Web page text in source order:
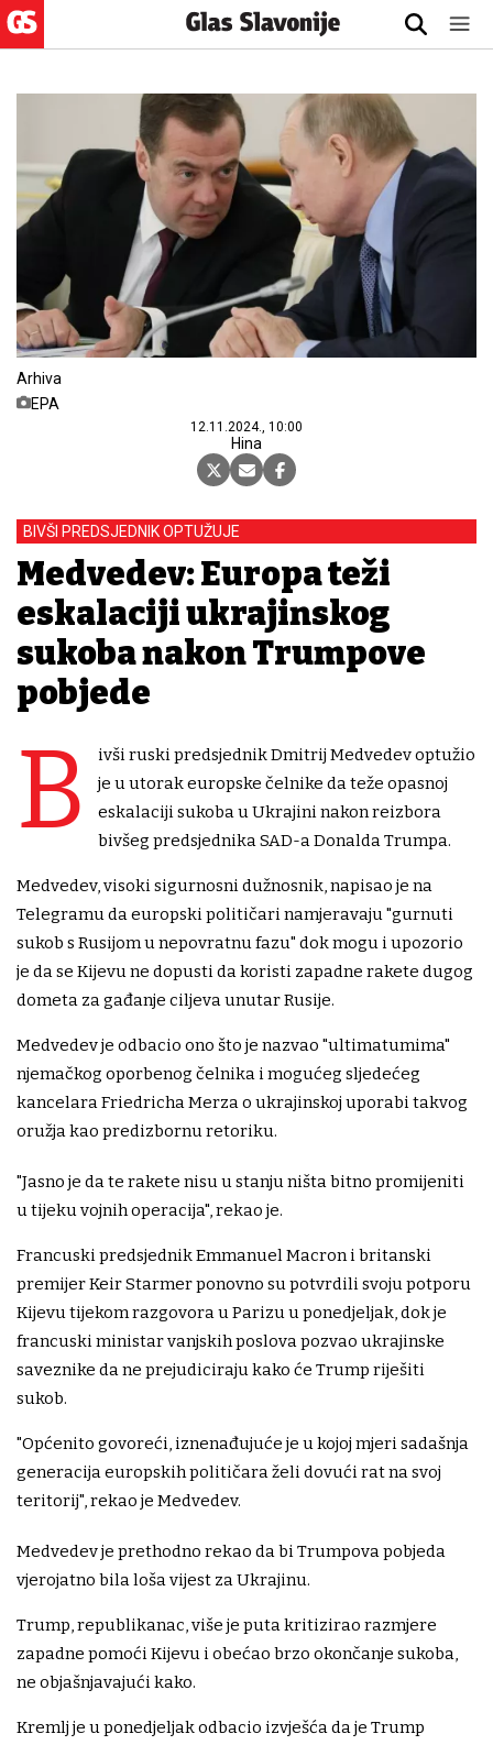
Arhiva
EPA
12.11.2024., 10:00
Hina
BIVŠI PREDSJEDNIK OPTUŽUJE
Medvedev: Europa teži
eskalaciji ukrajinskog
sukoba nakon Trumpove
pobjede
B
ivši ruski predsjednik Dmitrij Medvedev optužio
je u utorak europske čelnike da teže opasnoj
eskalaciji sukoba u Ukrajini nakon reizbora
bivšeg predsjednika SAD-a Donalda Trumpa.
Medvedev, visoki sigurnosni dužnosnik, napisao je na
Telegramu da europski političari namjeravaju "gurnuti
sukob s Rusijom u nepovratnu fazu" dok mogu i upozorio
je da se Kijevu ne dopusti da koristi zapadne rakete dugog
dometa za gađanje ciljeva unutar Rusije.
Medvedev je odbacio ono što je nazvao "ultimatumima"
njemačkog oporbenog čelnika i mogućeg sljedećeg
kancelara Friedricha Merza o ukrajinskoj uporabi takvog
oružja kao predizbornu retoriku.
"Jasno je da te rakete nisu u stanju ništa bitno promijeniti
u tijeku vojnih operacija", rekao je.
Francuski predsjednik Emmanuel Macron i britanski
premijer Keir Starmer ponovno su potvrdili svoju potporu
Kijevu tijekom razgovora u Parizu u ponedjeljak, dok je
francuski ministar vanjskih poslova pozvao ukrajinske
saveznike da ne prejudiciraju kako će Trump riješiti
sukob.
"Općenito govoreći, iznenađujuće je u kojoj mjeri sadašnja
generacija europskih političara želi dovući rat na svoj
teritorij", rekao je Medvedev.
Medvedev je prethodno rekao da bi Trumpova pobjeda
vjerojatno bila loša vijest za Ukrajinu.
Trump, republikanac, više je puta kritizirao razmjere
zapadne pomoći Kijevu i obećao brzo okončanje sukoba,
ne objašnjavajući kako.
Kremlj je u ponedjeljak odbacio izvješća da je Trump